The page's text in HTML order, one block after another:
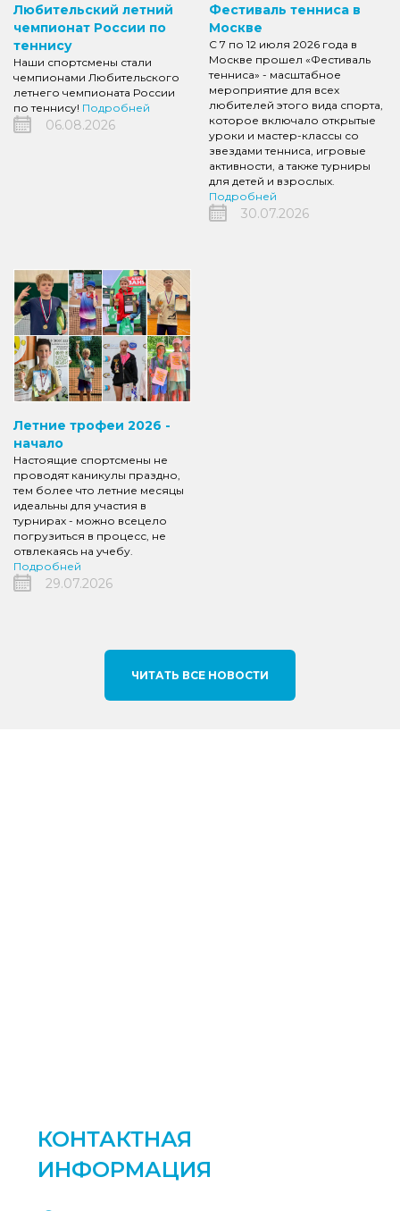
Любительский летний
чемпионат России по
теннису
Наши спортсмены стали
чемпионами Любительского
летнего чемпионата России
по теннису! Подробней
06.08.2026
Фестиваль тенниса в
Москве
С 7 по 12 июля 2026 года в
Москве прошел «Фестиваль
тенниса» - масштабное
мероприятие для всех
любителей этого вида спорта,
которое включало открытые
уроки и мастер-классы со
звездами тенниса, игровые
активности, а также турниры
для детей и взрослых.
Подробней
30.07.2026
Летние трофеи 2026 -
начало
Настоящие спортсмены не
проводят каникулы праздно,
тем более что летние месяцы
идеальны для участия в
турнирах - можно всецело
погрузиться в процесс, не
отвлекаясь на учебу.
Подробней
29.07.2026
ЧИТАТЬ ВСЕ НОВОСТИ
КОНТАКТНАЯ
ИНФОРМАЦИЯ